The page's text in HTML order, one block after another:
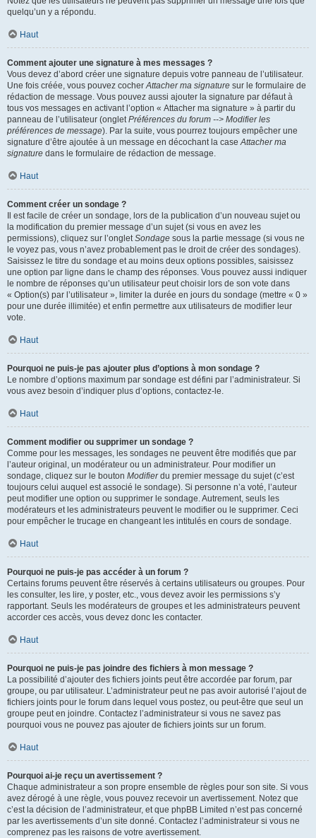
quelqu’un y a répondu.
Haut
Comment ajouter une signature à mes messages ?
Vous devez d’abord créer une signature depuis votre panneau de l’utilisateur.
Une fois créée, vous pouvez cocherAttacher ma signature sur le formulaire de
rédaction de message. Vous pouvez aussi ajouter la signature par défaut à
tous vos messages en activant l’option « Attacher ma signature » à partir du
panneau de l’utilisateur (ongletPréférences du forum --> Modifier les
préférences de message). Par la suite, vous pourrez toujours empêcher une
signature d’être ajoutée à un message en décochant la caseAttacher ma
signature dans le formulaire de rédaction de message.
Haut
Comment créer un sondage ?
Il est facile de créer un sondage, lors de la publication d’un nouveau sujet ou
la modification du premier message d’un sujet (si vous en avez les
permissions), cliquez sur l’ongletSondage sous la partie message (si vous ne
le voyez pas, vous n’avez probablement pas le droit de créer des sondages).
Saisissez le titre du sondage et au moins deux options possibles, saisissez
une option par ligne dans le champ des réponses. Vous pouvez aussi indiquer
le nombre de réponses qu’un utilisateur peut choisir lors de son vote dans
« Option(s) par l’utilisateur », limiter la durée en jours du sondage (mettre « 0 »
pour une durée illimitée) et enfin permettre aux utilisateurs de modifier leur
vote.
Haut
Pourquoi ne puis-je pas ajouter plus d’options à mon sondage ?
Le nombre d’options maximum par sondage est défini par l’administrateur. Si
vous avez besoin d’indiquer plus d’options, contactez-le.
Haut
Comment modifier ou supprimer un sondage ?
Comme pour les messages, les sondages ne peuvent être modifiés que par
l’auteur original, un modérateur ou un administrateur. Pour modifier un
sondage, cliquez sur le bouton Modifierdu premier message du sujet (c’est
toujours celui auquel est associé le sondage). Si personne n’a voté, l’auteur
peut modifier une option ou supprimer le sondage. Autrement, seuls les
modérateurs et les administrateurs peuvent le modifier ou le supprimer. Ceci
pour empêcher le trucage en changeant les intitulés en cours de sondage.
Haut
Pourquoi ne puis-je pas accéder à un forum ?
Certains forums peuvent être réservés à certains utilisateurs ou groupes. Pour
les consulter, les lire, y poster, etc., vous devez avoir les permissions s’y
rapportant. Seuls les modérateurs de groupes et les administrateurs peuvent
accorder ces accès, vous devez donc les contacter.
Haut
Pourquoi ne puis-je pas joindre des fichiers à mon message ?
La possibilité d’ajouter des fichiers joints peut être accordée par forum, par
groupe, ou par utilisateur. L’administrateur peut ne pas avoir autorisé l’ajout de
fichiers joints pour le forum dans lequel vous postez, ou peut-être que seul un
groupe peut en joindre. Contactez l’administrateur si vous ne savez pas
pourquoi vous ne pouvez pas ajouter de fichiers joints sur un forum.
Haut
Pourquoi ai-je reçu un avertissement ?
Chaque administrateur a son propre ensemble de règles pour son site. Si vous
avez dérogé à une règle, vous pouvez recevoir un avertissement. Notez que
c’est la décision de l’administrateur, et que phpBB Limited n’est pas concerné
par les avertissements d’un site donné. Contactez l’administrateur si vous ne
comprenez pas les raisons de votre avertissement.